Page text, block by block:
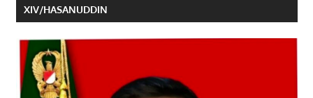
XIV/HASANUDDIN